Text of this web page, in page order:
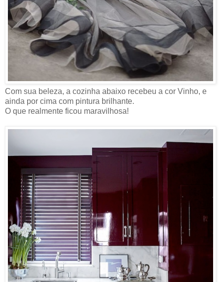
Com sua beleza, a cozinha abaixo recebeu a cor Vinho, e
ainda por cima com pintura brilhante.
O que realmente ficou maravilhosa!